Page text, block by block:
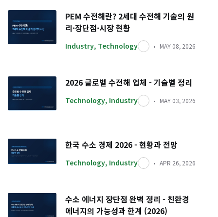
PEM 수전해란? 2세대 수전해 기술의 원
리·장단점·시장 현황
Industry, Technology MAY 08, 2026
2026 글로벌 수전해 업체 - 기술별 정리
Technology, Industry MAY 03, 2026
한국 수소 경제 2026 - 현황과 전망
Technology, Industry APR 26, 2026
수소 에너지 장단점 완벽 정리 - 친환경
에너지의 가능성과 한계 (2026)